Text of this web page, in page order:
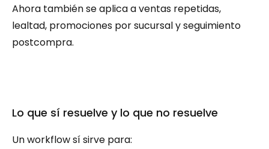
Ahora también se aplica a ventas repetidas,
lealtad, promociones por sucursal y seguimiento
postcompra.
Lo que sí resuelve y lo que no resuelve
Un workflow sí sirve para: